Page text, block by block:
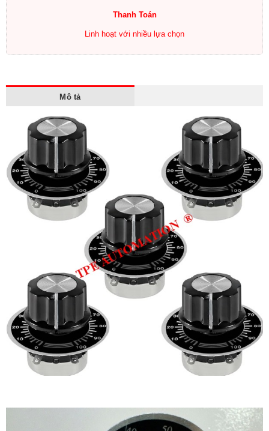
Thanh Toán
Linh hoạt với nhiều lựa chọn
Mô tả